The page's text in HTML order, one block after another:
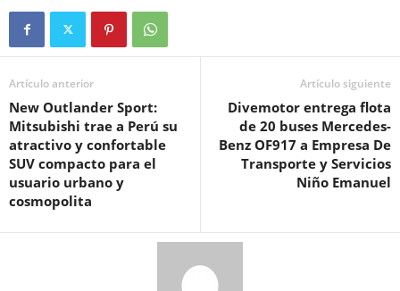
Artículo anterior
New Outlander Sport:
Mitsubishi trae a Perú su
atractivo y confortable
SUV compacto para el
usuario urbano y
cosmopolita
Artículo siguiente
Divemotor entrega flota
de 20 buses Mercedes-
Benz OF917 a Empresa De
Transporte y Servicios
Niño Emanuel